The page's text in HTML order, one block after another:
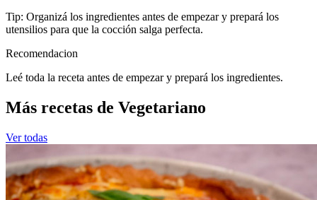
Tip: Organizá los ingredientes antes de empezar y prepará los
utensilios para que la cocción salga perfecta.
Recomendacion
Leé toda la receta antes de empezar y prepará los ingredientes.
Más recetas de Vegetariano
Ver todas